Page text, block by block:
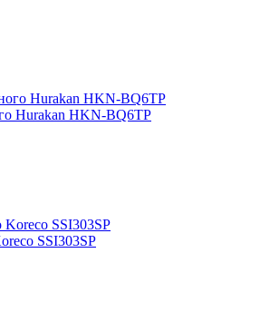
Hurakan HKN-BQ6TP
SSI303SP